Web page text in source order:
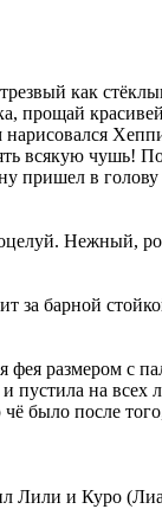
как
прощай
всякую
пришел в
Нежный,
барной
размером с
пустила на всех
было после
Лили и Куро